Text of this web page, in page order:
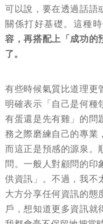
可以說，要在透過話語
關係打好基礎。這種
容，再搭配上「成功的
了。
有些時候氣質比道理更
明確表示「自己是何種
有蛋還是先有雞」的問
務之際磨練自己的專業
而這正是預感的源泉。
問。一般人對顧問的印
供資訊」。不過，我不
大方分享任何資訊的態
戶，想知道更多資訊就